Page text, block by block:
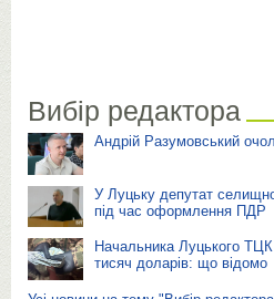
Вибір редактора
Андрій Разумовський
У Луцьку депутат
під час оформлення ПДР
Начальника Луцького
тисяч доларів: що відомо